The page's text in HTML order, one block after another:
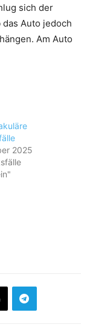
sich der
Auto jedoch
Am Auto
2025